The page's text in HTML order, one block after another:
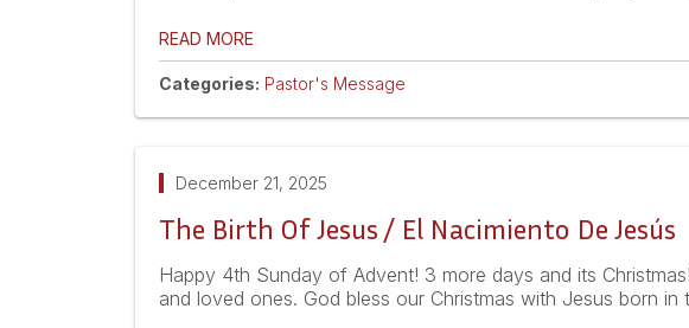
READ MORE
Categories: Pastor's Message
December 21, 2025
The Birth Of Jesus / El Nacimiento De Jesús
Happy 4th Sunday of Advent! 3 more days and its
and loved ones. God bless our Christmas with Jesus born